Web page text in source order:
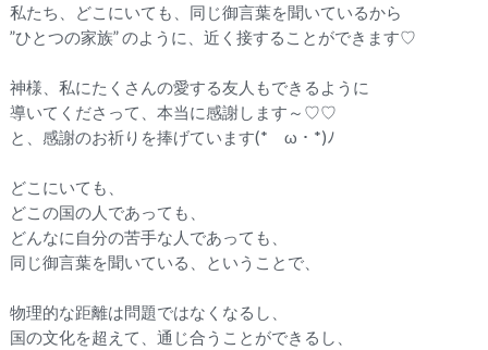
私たち、どこにいても、同じ御言葉を聞いているから
”ひとつの家族” のように、近く接することができます♡
神様、私にたくさんの愛する友人もできるように
導いてくださって、本当に感謝します～♡♡
と、感謝のお祈りを捧げています(*ゝω・*)ﾉ
どこにいても、
どこの国の人であっても、
どんなに自分の苦手な人であっても、
同じ御言葉を聞いている、ということで、
物理的な距離は問題ではなくなるし、
国の文化を超えて、通じ合うことができるし、